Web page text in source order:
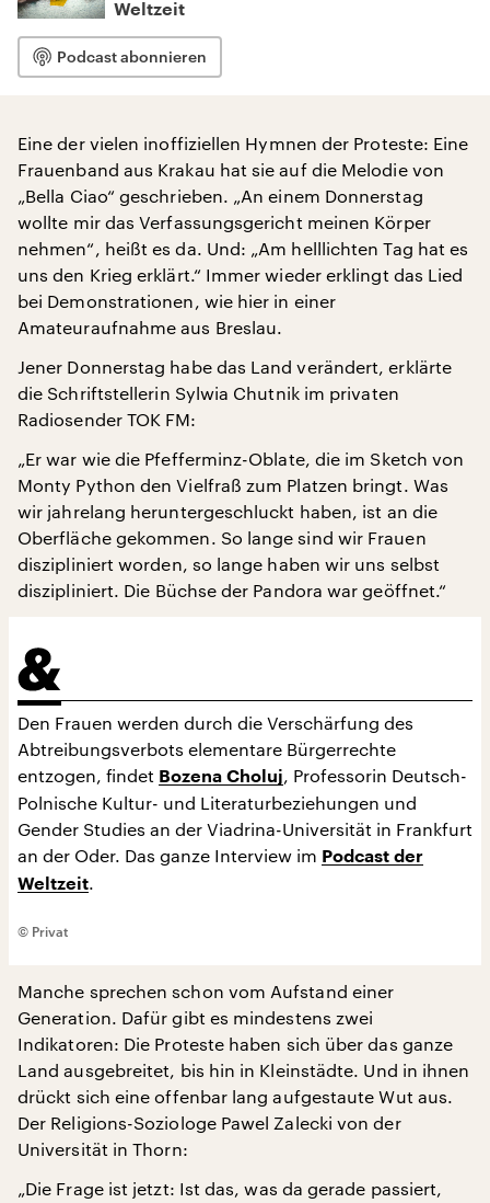
Weltzeit
Podcast abonnieren
Eine der vielen inoffiziellen Hymnen der Proteste: Eine
Frauenband aus Krakau hat sie auf die Melodie von
„Bella Ciao“ geschrieben. „An einem Donnerstag
wollte mir das Verfassungsgericht meinen Körper
nehmen“, heißt es da. Und: „Am helllichten Tag hat es
uns den Krieg erklärt.“ Immer wieder erklingt das Lied
bei Demonstrationen, wie hier in einer
Amateuraufnahme aus Breslau.
Jener Donnerstag habe das Land verändert, erklärte
die Schriftstellerin Sylwia Chutnik im privaten
Radiosender TOK FM:
„Er war wie die Pfefferminz-Oblate, die im Sketch von
Monty Python den Vielfraß zum Platzen bringt. Was
wir jahrelang heruntergeschluckt haben, ist an die
Oberfläche gekommen. So lange sind wir Frauen
diszipliniert worden, so lange haben wir uns selbst
diszipliniert. Die Büchse der Pandora war geöffnet.“
Den Frauen werden durch die Verschärfung des
Abtreibungsverbots elementare Bürgerrechte
entzogen, findet Bozena Choluj, Professorin Deutsch-
Polnische Kultur- und Literaturbeziehungen und
Gender Studies an der Viadrina-Universität in Frankfurt
an der Oder. Das ganze Interview im Podcast der
Weltzeit.
© Privat
Manche sprechen schon vom Aufstand einer
Generation. Dafür gibt es mindestens zwei
Indikatoren: Die Proteste haben sich über das ganze
Land ausgebreitet, bis hin in Kleinstädte. Und in ihnen
drückt sich eine offenbar lang aufgestaute Wut aus.
Der Religions-Soziologe Pawel Zalecki von der
Universität in Thorn:
„Die Frage ist jetzt: Ist das, was da gerade passiert,